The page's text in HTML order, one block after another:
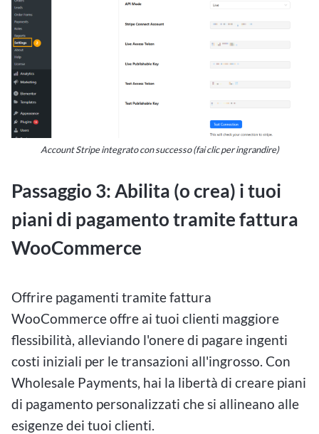
Account Stripe integrato con successo (fai clic per ingrandire)
Passaggio 3: Abilita (o crea) i tuoi
piani di pagamento tramite fattura
WooCommerce
Offrire pagamenti tramite fattura
WooCommerce offre ai tuoi clienti maggiore
flessibilità, alleviando l'onere di pagare ingenti
costi iniziali per le transazioni all'ingrosso. Con
Wholesale Payments, hai la libertà di creare piani
di pagamento personalizzati che si allineano alle
esigenze dei tuoi clienti.